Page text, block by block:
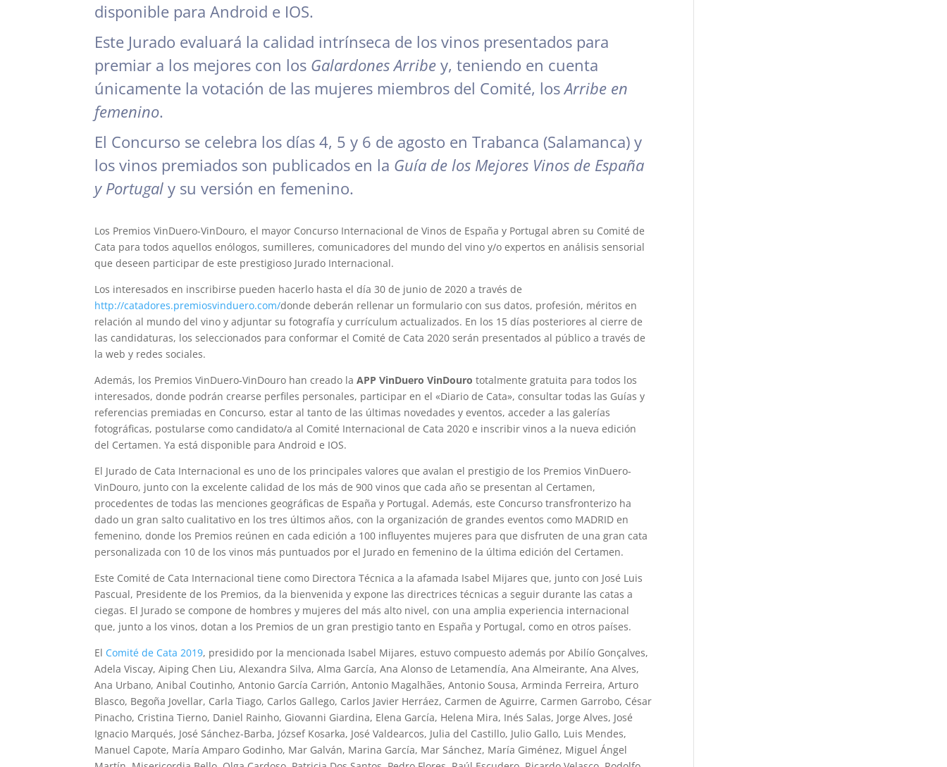
disponible para Android e IOS.
Este Jurado evaluará la calidad intrínseca de los vinos presentados para
premiar a los mejores con los Galardones Arribe y, teniendo en cuenta
únicamente la votación de las mujeres miembros del Comité, losArribe en
femenino.
El Concurso se celebra los días 4, 5 y 6 de agosto en Trabanca (Salamanca) y
los vinos premiados son publicados en la Guía de los Mejores Vinos de España
y Portugal y su versión en femenino.
Los Premios VinDuero-VinDouro, el mayor Concurso Internacional de Vinos de España y Portugal abren su Comité de
Cata para todos aquellos enólogos, sumilleres, comunicadores del mundo del vino y/o expertos en análisis sensorial
que deseen participar de este prestigioso Jurado Internacional.
Los interesados en inscribirse pueden hacerlo hasta el día 30 de junio de 2020 a través de
http://catadores.premiosvinduero.com/donde deberán rellenar un formulario con sus datos, profesión, méritos en
relación al mundo del vino y adjuntar su fotografía y currículum actualizados. En los 15 días posteriores al cierre de
las candidaturas, los seleccionados para conformar el Comité de Cata 2020 serán presentados al público a través de
la web y redes sociales.
Además, los Premios VinDuero-VinDouro han creado laAPP VinDuero VinDouro totalmente gratuita para todos los
interesados, donde podrán crearse perfiles personales, participar en el «Diario de Cata», consultar todas las Guías y
referencias premiadas en Concurso, estar al tanto de las últimas novedades y eventos, acceder a las galerías
fotográficas, postularse como candidato/a al Comité Internacional de Cata 2020 e inscribir vinos a la nueva edición
del Certamen. Ya está disponible para Android e IOS.
El Jurado de Cata Internacional es uno de los principales valores que avalan el prestigio de los Premios VinDuero-
VinDouro, junto con la excelente calidad de los más de 900 vinos que cada año se presentan al Certamen,
procedentes de todas las menciones geográficas de España y Portugal. Además, este Concurso transfronterizo ha
dado un gran salto cualitativo en los tres últimos años, con la organización de grandes eventos como MADRID en
femenino, donde los Premios reúnen en cada edición a 100 influyentes mujeres para que disfruten de una gran cata
personalizada con 10 de los vinos más puntuados por el Jurado en femenino de la última edición del Certamen.
Este Comité de Cata Internacional tiene como Directora Técnica a la afamada Isabel Mijares que, junto con José Luis
Pascual, Presidente de los Premios, da la bienvenida y expone las directrices técnicas a seguir durante las catas a
ciegas. El Jurado se compone de hombres y mujeres del más alto nivel, con una amplia experiencia internacional
que, junto a los vinos, dotan a los Premios de un gran prestigio tanto en España y Portugal, como en otros países.
El Comité de Cata 2019, presidido por la mencionada Isabel Mijares, estuvo compuesto además por Abilío Gonçalves,
Adela Viscay, Aiping Chen Liu, Alexandra Silva, Alma García, Ana Alonso de Letamendía, Ana Almeirante, Ana Alves,
Ana Urbano, Anibal Coutinho, Antonio García Carrión, Antonio Magalhães, Antonio Sousa, Arminda Ferreira, Arturo
Blasco, Begoña Jovellar, Carla Tiago, Carlos Gallego, Carlos Javier Herráez, Carmen de Aguirre, Carmen Garrobo, César
Pinacho, Cristina Tierno, Daniel Rainho, Giovanni Giardina, Elena García, Helena Mira, Inés Salas, Jorge Alves, José
Ignacio Marqués, José Sánchez-Barba, József Kosarka, José Valdearcos, Julia del Castillo, Julio Gallo, Luis Mendes,
Manuel Capote, María Amparo Godinho, Mar Galván, Marina García, Mar Sánchez, María Giménez, Miguel Ángel